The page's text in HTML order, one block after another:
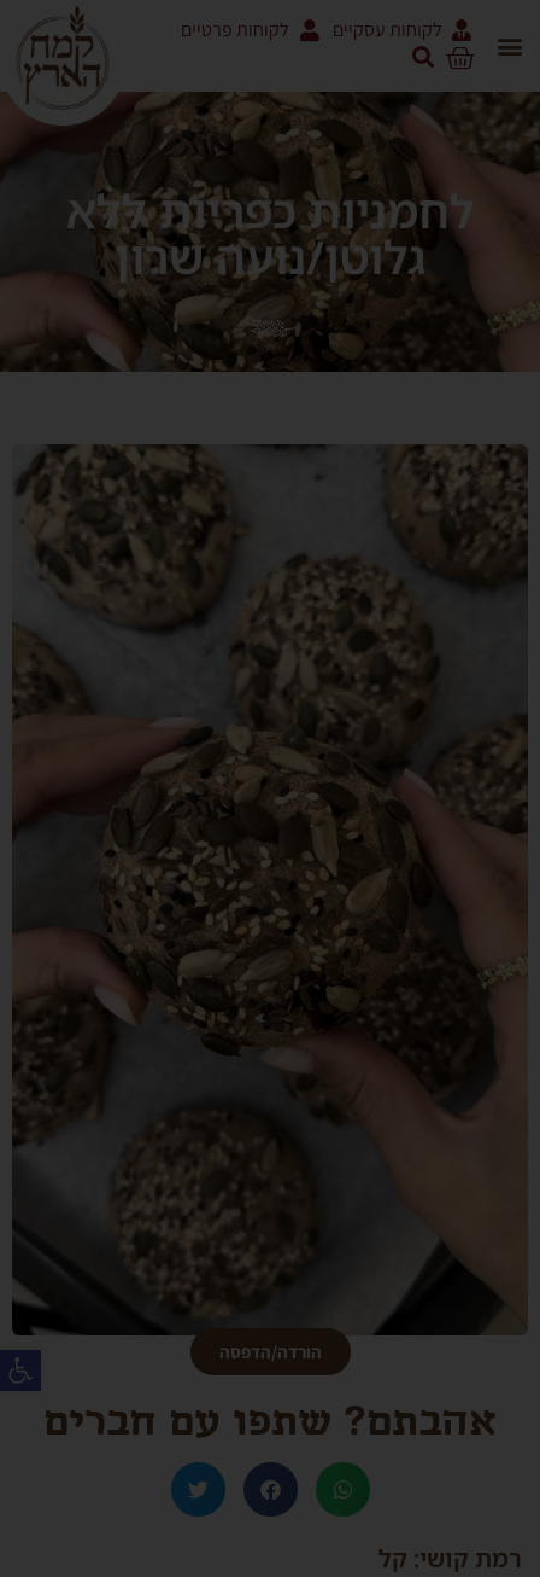
לקוחות עסקיים לקוחות פרטיים
לחמניות כפריות ללא
גלוטן/נועה שרון
רמת קושי: קל
הורדה/הדפסה
אהבתם? שתפו עם חברים